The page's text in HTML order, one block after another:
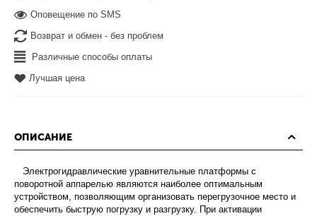
Оповещение по SMS
Возврат и обмен - без проблем
Различные способы оплаты
Лучшая цена
ОПИСАНИЕ
Электрогидравлические уравнительные платформы с
поворотной аппарелью являются наиболее оптимальным
устройством, позволяющим организовать перегрузочное место и
обеспечить быструю погрузку и разгрузку. При активации